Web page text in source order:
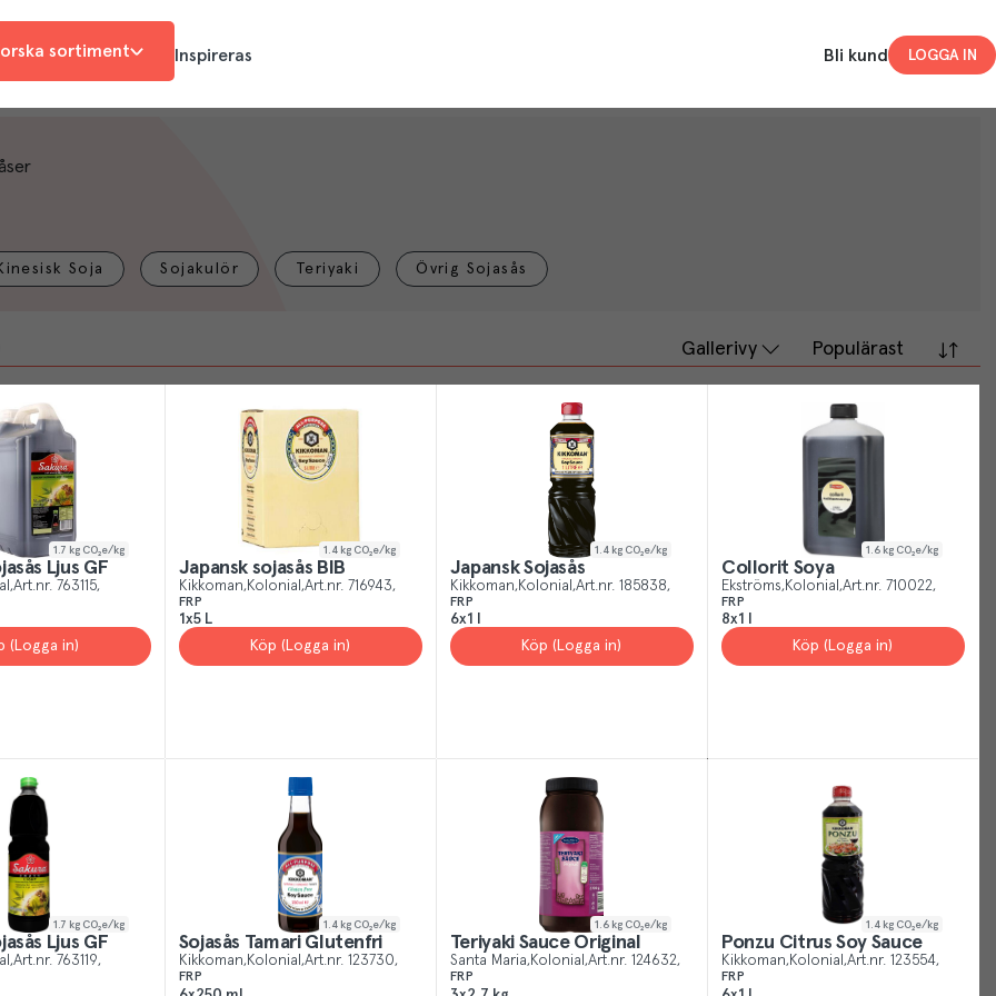
sortiment Inspireras Bli kund LOGGA IN
Soja Sojakulör Teriyaki Övrig Sojasås
Gallerivy Populärast
1.7 kg CO₂e/kg
Ljus GF
Art.nr. 763115
(Logga in)
1.4 kg CO₂e/kg
Japansk sojasås BIB
Kikkoman Kolonial Art.nr. 716943
FRP
1x5 L
Köp (Logga in)
1.4 kg CO₂e/kg
Japansk Sojasås
Kikkoman Kolonial Art.nr. 185838
FRP
6x1 l
Köp (Logga in)
1.6 kg CO₂e/kg
Collorit Soya
Ekströms Kolonial Art.nr. 710022
FRP
8x1 l
Köp (Logga in)
1.7 kg CO₂e/kg
Ljus GF
Art.nr. 763119
1.4 kg CO₂e/kg
Sojasås Tamari Glutenfri
Kikkoman Kolonial Art.nr. 123730
FRP
1.6 kg CO₂e/kg
Teriyaki Sauce Original
Santa Maria Kolonial Art.nr. 124632
FRP
1.4 kg CO₂e/kg
Ponzu Citrus Soy Sauce
Kikkoman Kolonial Art.nr. 123554
FRP
Just
sites,
we
use
cookies.
Our